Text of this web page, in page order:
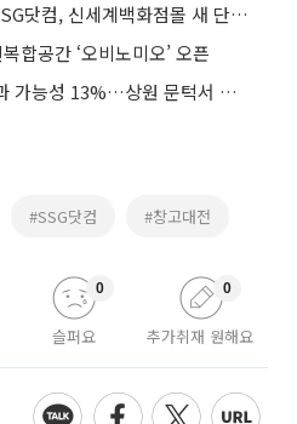
"매일 할인 쿠폰 증정"…SSG닷컴, 신세계백화점몰 새 단장 기념 프로모션
합공간 ‘오비노미오’ 오픈
美 클래리티 법안 연내 통과 가능성 13%…상원 문턱서 제동
#SSG닷컴 #창고대전
슬퍼요
0
추가취재 원해요
0